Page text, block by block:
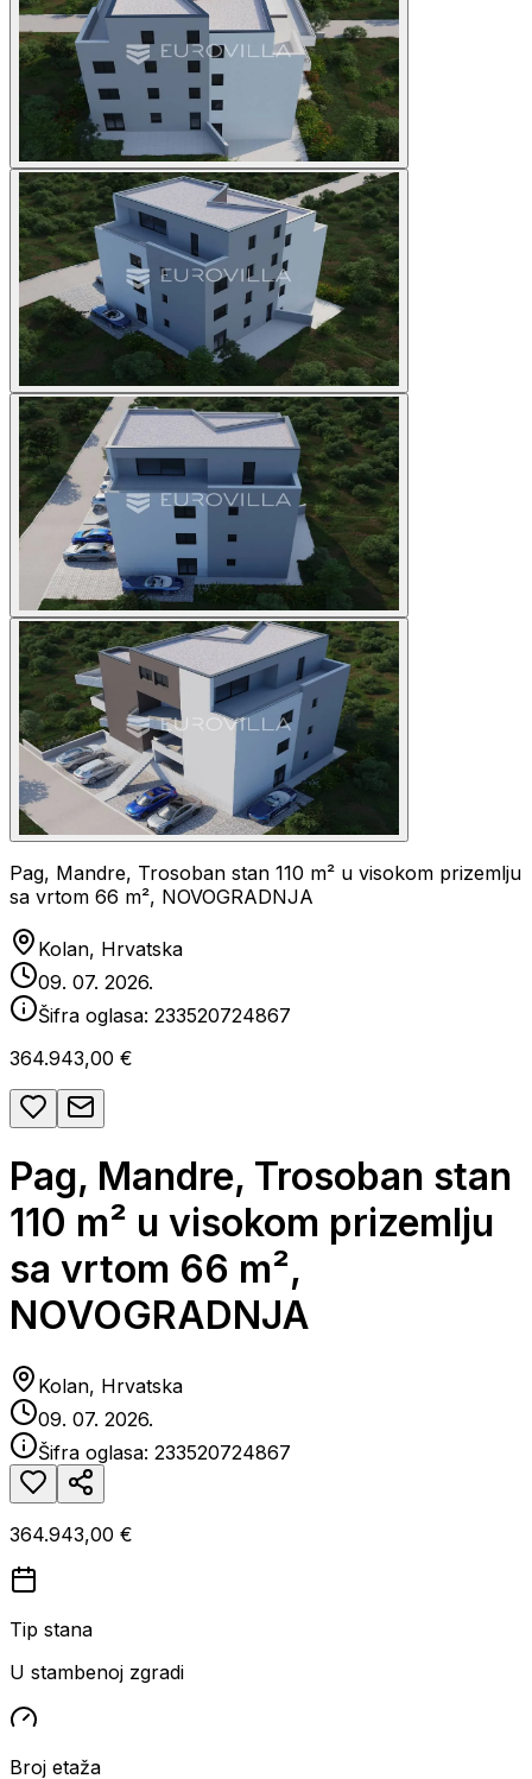
Pag, Mandre, Trosoban stan 110 m² u visokom prizemlju
sa vrtom 66 m², NOVOGRADNJA
Kolan, Hrvatska
09. 07. 2026.
Šifra oglasa: 233520724867
364.943,00 €
Pag, Mandre, Trosoban stan
110 m² u visokom prizemlju
sa vrtom 66 m²,
NOVOGRADNJA
Kolan, Hrvatska
09. 07. 2026.
Šifra oglasa: 233520724867
364.943,00 €
Tip stana
U stambenoj zgradi
Broj etaža